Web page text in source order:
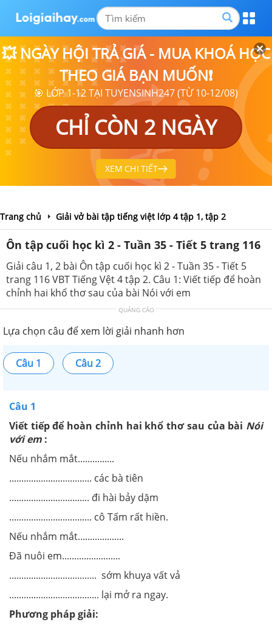
💥 NGÀY HỘI TRẢ GIÁ - MUA KHOÁ HỌC
THEO GIÁ BẠN MUỐN❗
🎯 LỚP 1-12 TẠI TUYENSINH247 (TỪ 10-12/08)
CHỈ CÒN 2 NGÀY
XEM CHI TIẾT
Trang chủ Giải vở bài tập tiếng việt lớp 4 tập 1, tập 2
Ôn tập cuối học kì 2 - Tuần 35 - Tiết 5 trang 116
Giải câu 1, 2 bài Ôn tập cuối học kì 2 - Tuần 35 - Tiết 5
trang 116 VBT Tiếng Vệt 4 tập 2. Câu 1: Viết tiếp để hoàn
chỉnh hai khổ thơ sau của bài Nói với em
QUẢNG CÁO
Lựa chọn câu để xem lời giải nhanh hơn
Câu 1 Câu 2
Câu 1
Viết tiếp để hoàn chỉnh hai khổ thơ sau của bài Nói
với em :
Nếu nhắm mắt...............
.................................. các bà tiên
................................. đi hài bảy dặm
.................................. cô Tấm rất hiền.
Nếu nhắm mắt...................
Đã nuôi em........................
.................................... sớm khuya vất vả
..................................... lại mở ra ngay.
Phương pháp giải: